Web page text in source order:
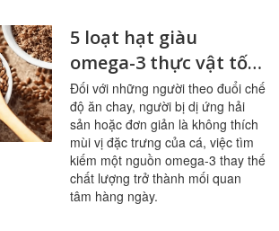
5 loạt hạt giàu
omega-3 thực vật tốt
nhất cho người ít ăn
cá
Đối với những người theo đuổi chế
độ ăn chay, người bị dị ứng hải
sản hoặc đơn giản là không thích
mùi vị đặc trưng của cá, việc tìm
kiếm một nguồn omega-3 thay thế
chất lượng trở thành mối quan
tâm hàng ngày.